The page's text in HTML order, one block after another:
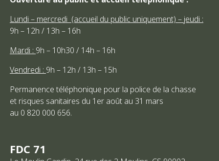
FDC 71
Lundi – mercredi (accueil du public uniquement) – jeudi :
9h – 12h / 13h – 16h
Mardi : 9h – 10h30 / 14h – 16h
Vendredi : 9h – 12h / 13h – 15h
Permanence téléphonique pour la police de la chasse
et risques sanitaires du 1er août au 31 mars
au 0 820 000 656.